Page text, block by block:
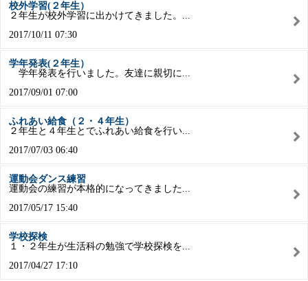
校外学習(２年生）
２年生が校外学習に出かけてきました。...
2017/10/11 07:30
学年発表(２年生）
学年発表を行いました。友達に親切に...
2017/09/01 07:00
ふれあい給食（２・４年生）
２年生と４年生とでふれあい給食を行い...
2017/07/03 06:40
運動会ダンス練習
運動会の練習が本格的になってきました...
2017/05/17 15:40
学校探検
１・２年生が生活科の勉強で学校探検を...
2017/04/27 17:10